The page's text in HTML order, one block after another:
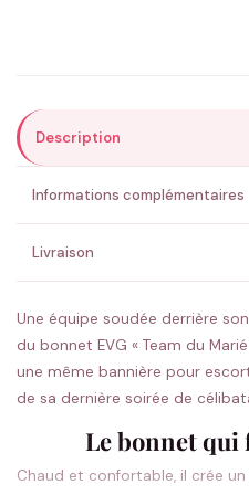
ENVOYER
💚 Retour sous 24-48h🇫🇷 Flocage en
Description
Informations complémentaires
Livraison
Une équipe soudée derrière
du bonnet EVG « Team du
une même bannière pour
de sa dernière soirée de
Le bonnet qui
Chaud et confortable, il crée